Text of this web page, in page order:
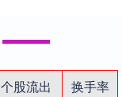
个股流出
换手率